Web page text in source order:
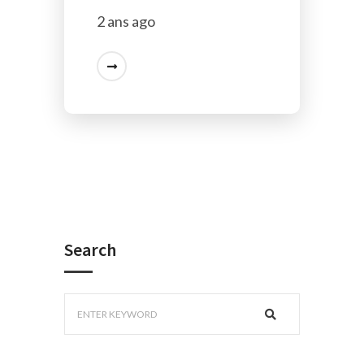
Search
2 ans ago